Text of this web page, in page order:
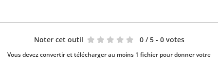
Noter cet outil 0 / 5 - 0 votes
Vous devez convertir et télécharger au moins 1 fichier pour donner votre